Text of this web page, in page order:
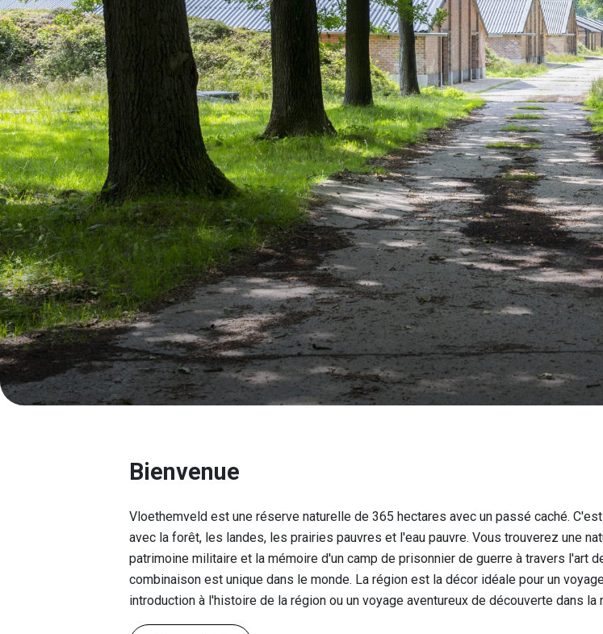
Bienvenue
Vloethemveld est une réserve naturelle de 365 hectares avec un passé caché.
avec la forêt, les landes, les prairies pauvres et l'eau pauvre. Vous trouverez une
patrimoine militaire et la mémoire d'un camp de prisonnier de guerre à travers l'art
combinaison est unique dans le monde. La région est la décor idéale pour un
introduction à l'histoire de la région ou un voyage aventureux de découverte dans la